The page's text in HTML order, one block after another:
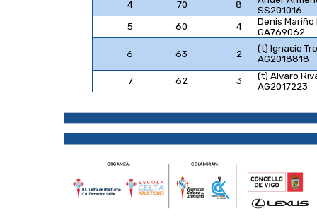
4
70 8
SS201016
5
60 4
Denis Mariño
GA769062
6 63 2
(t) Ignacio
AG2018818
7 62 3
(t) Alvaro
AG2017223